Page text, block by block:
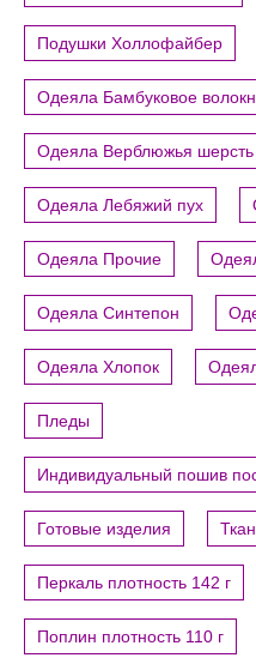
Подушки Холлофайбер
Одеяла Бамбуковое
Одеяла Верблюжья шерсть
Одеяла Лебяжий пух
Одеяла Прочие
Одеяла Синтепон
Одеяла Хлопок
Пледы
Индивидуальный пошив
Готовые изделия
Перкаль плотность 142 г
Поплин плотность 110 г